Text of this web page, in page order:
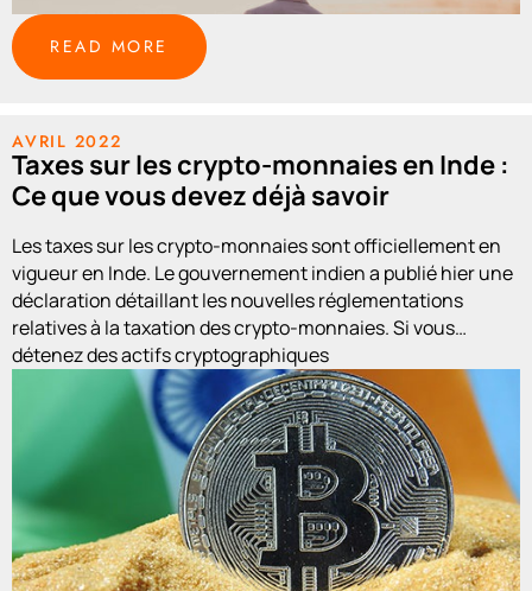
READ MORE
AVRIL 2022
Taxes sur les crypto-monnaies en Inde :
Ce que vous devez déjà savoir
Les taxes sur les crypto-monnaies sont officiellement en
vigueur en Inde. Le gouvernement indien a publié hier une
déclaration détaillant les nouvelles réglementations
relatives à la taxation des crypto-monnaies. Si vous
détenez des actifs cryptographiques